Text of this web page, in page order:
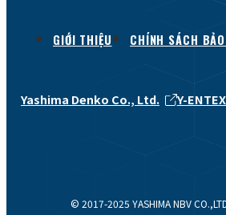
GIỚI THIỆU CHÍNH SÁCH
Yashima Denko Co., Ltd. Y-
© 2017-2025 YASHIMA NBV